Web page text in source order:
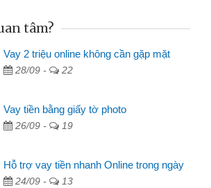
tâm?
Vay 2 triệu online không cần gặp mặt
28/09 - 22
Vay tiền bằng giấy tờ photo
26/09 - 19
Hỗ trợ vay tiền nhanh Online trong ngày
24/09 - 13